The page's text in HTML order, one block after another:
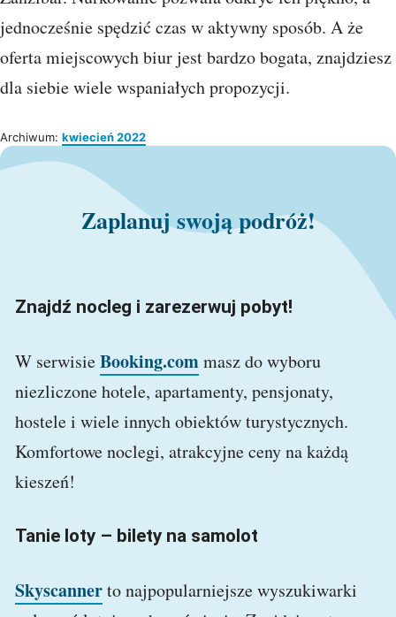
jednocześnie spędzić czas w aktywny sposób. A że
oferta miejscowych biur jest bardzo bogata, znajdziesz
dla siebie wiele wspaniałych propozycji.
Archiwum: kwiecień 2022
Zaplanuj swoją podróż!
Znajdź nocleg i zarezerwuj pobyt!
W serwisieBooking.commasz do wyboru
niezliczone hotele, apartamenty, pensjonaty,
hostele i wiele innych obiektów turystycznych.
Komfortowe noclegi, atrakcyjne ceny na każdą
kieszeń!
Tanie loty – bilety na samolot
Skyscannerto najpopularniejsze wyszukiwarki